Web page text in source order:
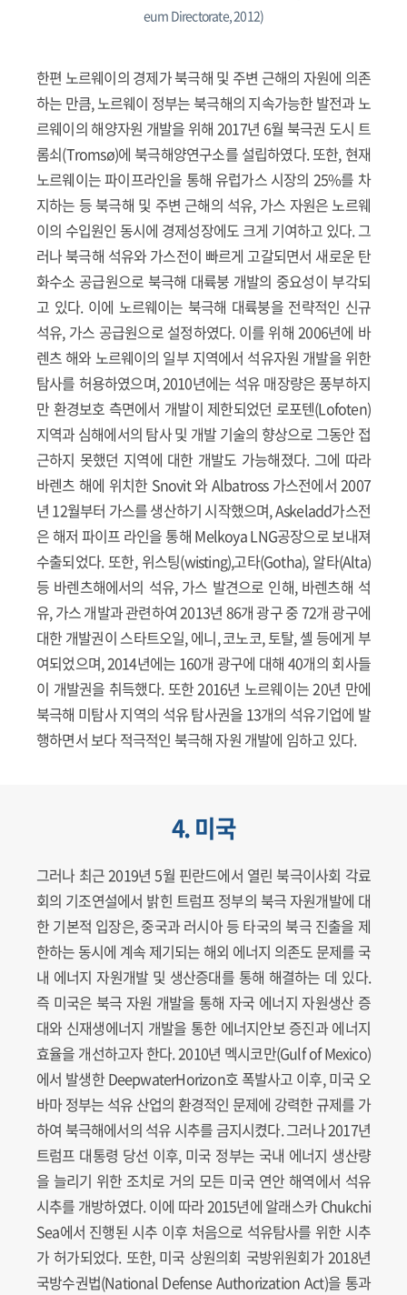
eum Directorate, 2012)
한편 노르웨이의 경제가 북극해 및 주변 근해의 자원에 의존
하는 만큼, 노르웨이 정부는 북극해의 지속가능한 발전과 노
르웨이의 해양자원 개발을 위해 2017년 6월 북극권 도시 트
롬쇠(Tromsø)에 북극해양연구소를 설립하였다. 또한, 현재
노르웨이는 파이프라인을 통해 유럽가스 시장의 25%를 차
지하는 등 북극해 및 주변 근해의 석유, 가스 자원은 노르웨
이의 수입원인 동시에 경제성장에도 크게 기여하고 있다. 그
러나 북극해 석유와 가스전이 빠르게 고갈되면서 새로운 탄
화수소 공급원으로 북극해 대륙붕 개발의 중요성이 부각되
고 있다. 이에 노르웨이는 북극해 대륙붕을 전략적인 신규
석유, 가스 공급원으로 설정하였다. 이를 위해 2006년에 바
렌츠 해와 노르웨이의 일부 지역에서 석유자원 개발을 위한
탐사를 허용하였으며, 2010년에는 석유 매장량은 풍부하지
만 환경보호 측면에서 개발이 제한되었던 로포텐(Lofoten)
지역과 심해에서의 탐사 및 개발 기술의 향상으로 그동안 접
근하지 못했던 지역에 대한 개발도 가능해졌다. 그에 따라
바렌츠 해에 위치한 Snovit 와 Albatross 가스전에서 2007
년 12월부터 가스를 생산하기 시작했으며, Askeladd가스전
은 해저 파이프 라인을 통해 Melkoya LNG공장으로 보내져
수출되었다. 또한, 위스팅(wisting),고타(Gotha), 알타(Alta)
등 바렌츠해에서의 석유, 가스 발견으로 인해, 바렌츠해 석
유, 가스 개발과 관련하여 2013년 86개 광구 중 72개 광구에
대한 개발권이 스타트오일, 에니, 코노코, 토탈, 셸 등에게 부
여되었으며, 2014년에는 160개 광구에 대해 40개의 회사들
이 개발권을 취득했다. 또한 2016년 노르웨이는 20년 만에
북극해 미탐사 지역의 석유 탐사권을 13개의 석유기업에 발
행하면서 보다 적극적인 북극해 자원 개발에 임하고 있다.
4. 미국
그러나 최근 2019년 5월 핀란드에서 열린 북극이사회 각료
회의 기조연설에서 밝힌 트럼프 정부의 북극 자원개발에 대
한 기본적 입장은, 중국과 러시아 등 타국의 북극 진출을 제
한하는 동시에 계속 제기되는 해외 에너지 의존도 문제를 국
내 에너지 자원개발 및 생산증대를 통해 해결하는 데 있다.
즉 미국은 북극 자원 개발을 통해 자국 에너지 자원생산 증
대와 신재생에너지 개발을 통한 에너지안보 증진과 에너지
효율을 개선하고자 한다. 2010년 멕시코만(Gulf of Mexico)
에서 발생한 DeepwaterHorizon호 폭발사고 이후, 미국 오
바마 정부는 석유 산업의 환경적인 문제에 강력한 규제를 가
하여 북극해에서의 석유 시추를 금지시켰다. 그러나 2017년
트럼프 대통령 당선 이후, 미국 정부는 국내 에너지 생산량
을 늘리기 위한 조치로 거의 모든 미국 연안 해역에서 석유
시추를 개방하였다. 이에 따라 2015년에 알래스카 Chukchi
Sea에서 진행된 시추 이후 처음으로 석유탐사를 위한 시추
가 허가되었다. 또한, 미국 상원의회 국방위원회가 2018년
국방수권법(National Defense Authorization Act)을 통과